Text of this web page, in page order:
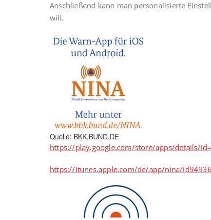
Anschließend kann man personalisierte
will.
Quelle: BKK.BUND.DE
https://play.google.com/store/apps/
https://itunes.apple.com/de/app/nina/